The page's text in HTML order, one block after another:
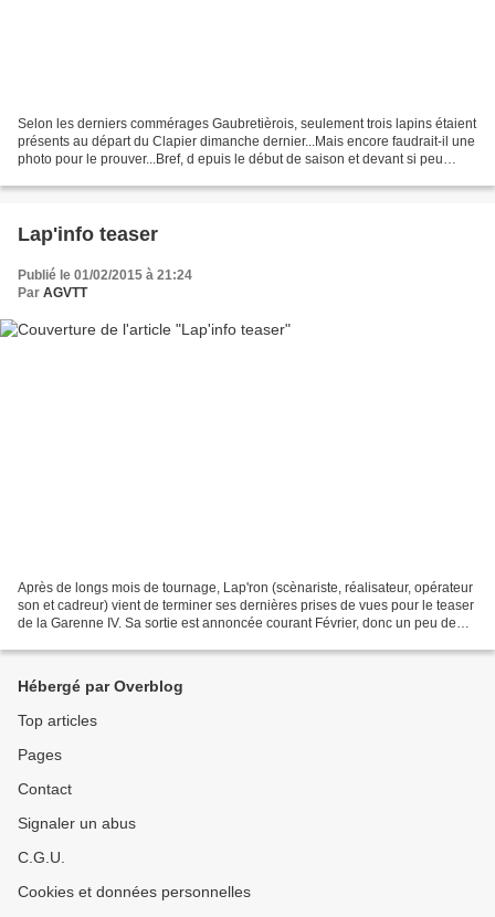
Selon les derniers commérages Gaubretièrois, seulement trois lapins étaient
présents au départ du Clapier dimanche dernier...Mais encore faudrait-il une
photo pour le prouver...Bref, d epuis le début de saison et devant si peu
Lap'info teaser
Publié le 01/02/2015 à 21:24
Par AGVTT
Après de longs mois de tournage, Lap'ron (scènariste, réalisateur, opérateur
son et cadreur) vient de terminer ses dernières prises de vues pour le teaser
de la Garenne IV. Sa sortie est annoncée courant Février, donc un peu de
Hébergé par Overblog
Top articles
Pages
Contact
Signaler un abus
C.G.U.
Cookies et données personnelles